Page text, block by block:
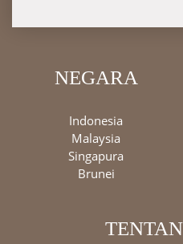
NEGARA
Indonesia
Malaysia
Singapura
Brunei